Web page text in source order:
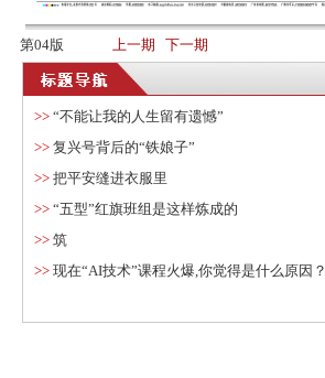
第04版 上一期 下一期
>> “不能让我的人生留有遗憾”
>> 复兴号背后的“铁娘子”
>> 把平安缝进衣服里
>> “五型”红旗班组是这样炼成的
>> 筑
>> 现在“AI技术”课程火爆,你觉得是什么原因？